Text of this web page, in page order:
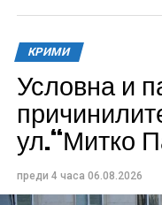
КРИМИ
Условна и
ул.“Митко
преди 4 часа 06.08.2026